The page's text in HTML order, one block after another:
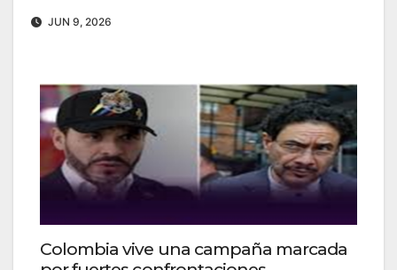
JUN 9, 2026
Colombia vive una campaña marcada